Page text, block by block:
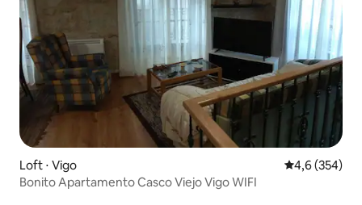
Loft ⋅ Vigo 4,6 de uma
4,6 (354)
Bonito Apartamento Casco Viejo Vigo WIFI